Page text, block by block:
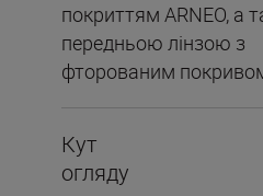
покриттям ARNEO, а
передньою лінзою з
фторованим
Кут
огляду